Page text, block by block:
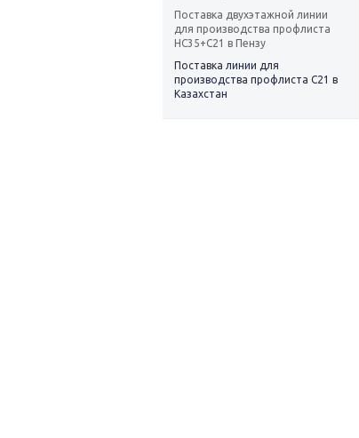
Поставка двухэтажной линии
для производства профлиста
НС35+С21 в Пензу
Поставка линии для
производства профлиста С21 в
Казахстан